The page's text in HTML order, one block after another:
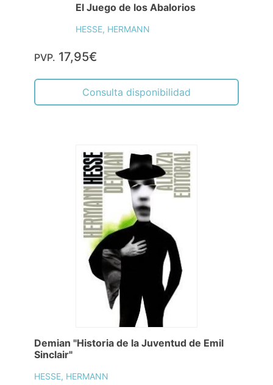
El Juego de los Abalorios
HESSE, HERMANN
PVP. 17,95€
Consulta disponibilidad
Demian "Historia de la Juventud de Emil
Sinclair"
HESSE, HERMANN